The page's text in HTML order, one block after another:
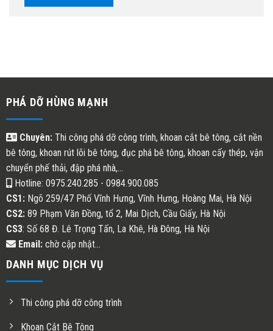
PHÁ DỠ HÙNG MẠNH
Chuyên:Thi công phá dỡ công trình, khoan cắt bê tông, cắt nền
bê tông, khoan rút lõi bê tông, đục phá bê tông, khoan cấy thép, vận
chuyển phế thải, đập phá nhà,...
Hotline: 0975.240.285 - 0984.900.085
CS1:Ngõ 259/47 Phố Vĩnh Hưng, Vĩnh Hưng, Hoàng Mai, Hà Nội
CS2:89 Phạm Văn Đồng, tổ 2, Mai Dịch, Cầu Giấy, Hà Nội
CS3: Số 68 Đ. Lê Trọng Tấn, La Khê, Hà Đông, Hà Nội
Email: chờ cập nhật...
DANH MỤC DỊCH VỤ
Thi công phá dỡ công trình
Khoan Cắt Bê Tông